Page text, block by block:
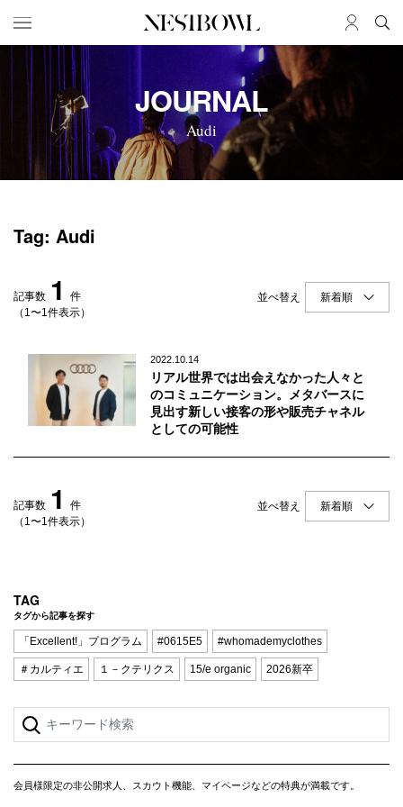
HOME
求人検索
新着求人
ブランド一覧
インタビュー
ニュース＆イベント
データ
SERVICE
初めての方へ
企業担当の方へ
ログイン
会員登録
JOURNAL
Audi
Tag: Audi
記事数 1
件
（1〜1件表示）
並べ替え
2022.10.14
リアル世界では出会えなかった人々と
のコミュニケーション。メタバースに
見出す新しい接客の形や販売チャネル
としての可能性
記事数 1
件
（1〜1件表示）
並べ替え
TAG
タグから記事を探す
「Excellent!」プログラム #0615E5 #whomademyclothes
＃カルティエ １－クテリクス 15/e organic 2026新卒
会員様限定の非公開求人、スカウト機能、マイページなどの特典が満載です。